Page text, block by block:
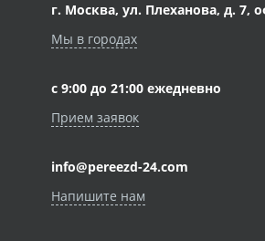
г. Москва, ул. Плеханова, д. 7,
Мы в городах
с 9:00 до 21:00 ежедневно
Прием заявок
info@pereezd-24.com
Напишите нам